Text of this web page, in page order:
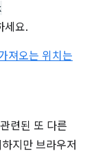
세요.
져오는 위치는
련된 또 다른
지만 브라우저